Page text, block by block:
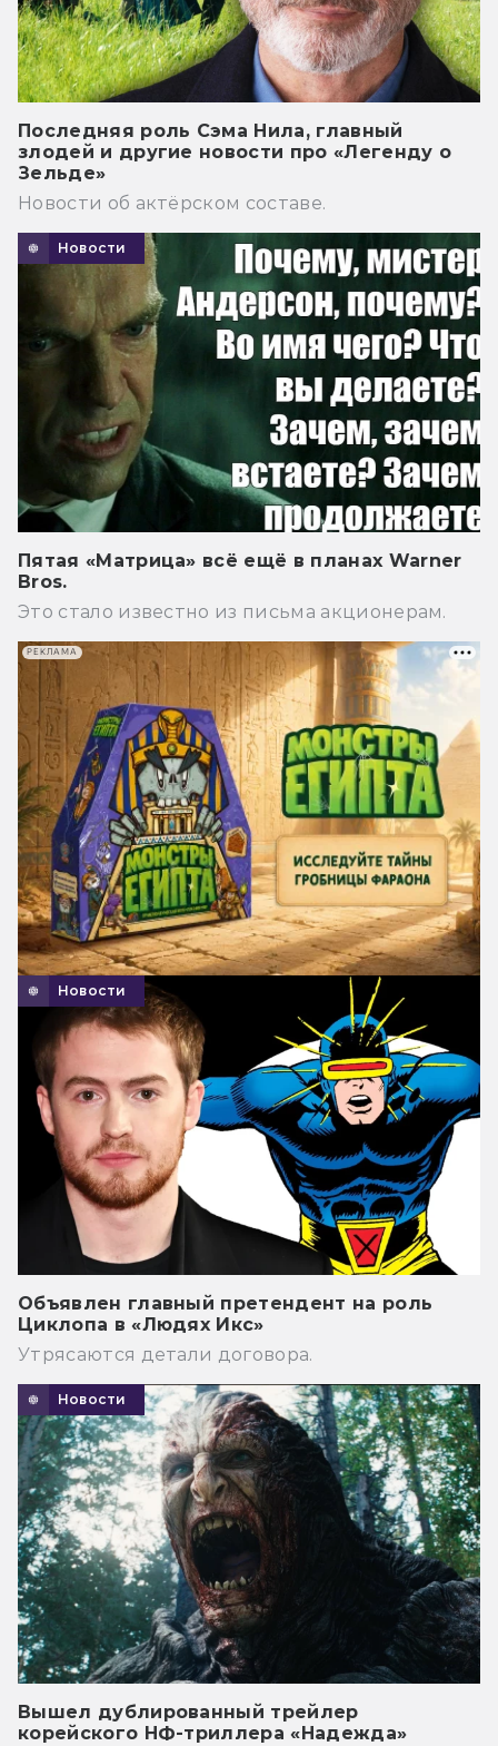
Последняя роль Сэма Нила, главный
злодей и другие новости про «Легенду о
Зельде»
Новости об актёрском составе.
Новости
Пятая «Матрица» всё ещё в планах Warner
Bros.
Это стало известно из письма акционерам.
Новости
Объявлен главный претендент на роль
Циклопа в «Людях Икс»
Утрясаются детали договора.
Новости
Вышел дублированный трейлер
корейского НФ-триллера «Надежда»
РЕКЛАМА